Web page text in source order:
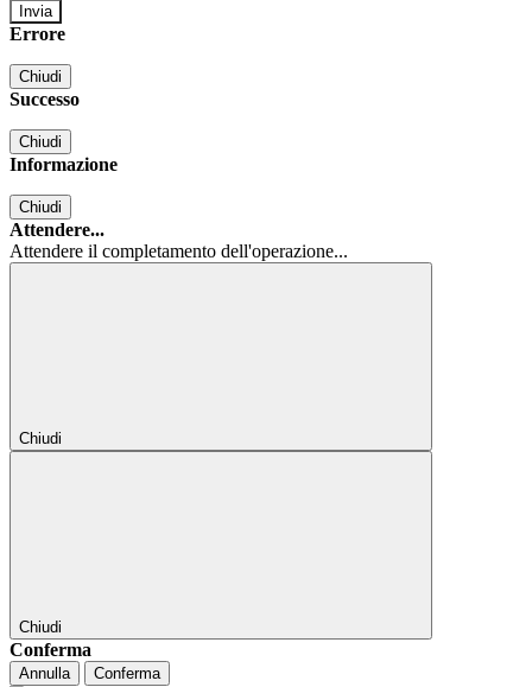
Errore
Chiudi
Successo
Chiudi
Informazione
Chiudi
Attendere...
Attendere il completamento dell'operazione...
Chiudi
Chiudi
Conferma
Annulla Conferma